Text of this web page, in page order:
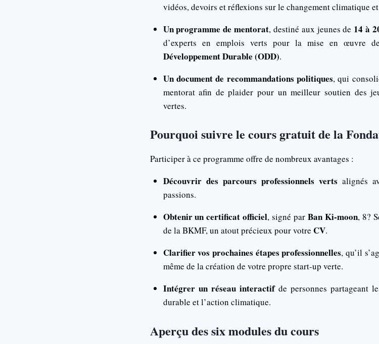
vidéos, devoirs et réflexions sur le changement climatique
Un programme de mentorat, destiné aux jeunes de 14 à
d’experts en emplois verts pour la mise en œuvre
Développement Durable (ODD).
Un document de recommandations politiques, qui
mentorat afin de plaider pour un meilleur soutien des
vertes.
Pourquoi suivre le cours gratuit de la
Participer à ce programme offre de nombreux avantages :
Découvrir des parcours professionnels verts alignés
passions.
Obtenir un certificat officiel, signé par Ban Ki-moon, 8?
de la BKMF, un atout précieux pour votre CV.
Clarifier vos prochaines étapes professionnelles, qu’il
même de la création de votre propre start-up verte.
Intégrer un réseau interactifde personnes partageant
durable et l’action climatique.
Aperçu des six modules du cours